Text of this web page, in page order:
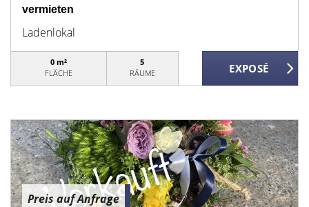
vermieten
Ladenlokal
0 m²
FLÄCHE
5
RÄUME
Preis auf Anfrage